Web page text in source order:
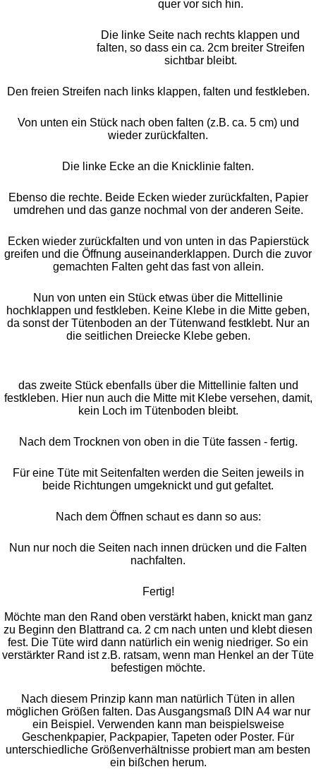
quer vor sich hin.
Die linke Seite nach rechts klappen und
falten, so dass ein ca. 2cm breiter Streifen
sichtbar bleibt.
Den freien Streifen nach links klappen, falten und festkleben.
Von unten ein Stück nach oben falten (z.B. ca. 5 cm) und
wieder zurückfalten.
Die linke Ecke an die Knicklinie falten.
Ebenso die rechte. Beide Ecken wieder zurückfalten, Papier
umdrehen und das ganze nochmal von der anderen Seite.
Ecken wieder zurückfalten und von unten in das Papierstück
greifen und die Öffnung auseinanderklappen. Durch die zuvor
gemachten Falten geht das fast von allein.
Nun von unten ein Stück etwas über die Mittellinie
hochklappen und festkleben. Keine Klebe in die Mitte geben,
da sonst der Tütenboden an der Tütenwand festklebt. Nur an
die seitlichen Dreiecke Klebe geben.
das zweite Stück ebenfalls über die Mittellinie falten und
festkleben. Hier nun auch die Mitte mit Klebe versehen, damit,
kein Loch im Tütenboden bleibt.
Nach dem Trocknen von oben in die Tüte fassen - fertig.
Für eine Tüte mit Seitenfalten werden die Seiten jeweils in
beide Richtungen umgeknickt und gut gefaltet.
Nach dem Öffnen schaut es dann so aus:
Nun nur noch die Seiten nach innen drücken und die Falten
nachfalten.
Fertig!
Möchte man den Rand oben verstärkt haben, knickt man ganz
zu Beginn den Blattrand ca. 2 cm nach unten und klebt diesen
fest. Die Tüte wird dann natürlich ein wenig niedriger. So ein
verstärkter Rand ist z.B. ratsam, wenn man Henkel an der Tüte
befestigen möchte.
Nach diesem Prinzip kann man natürlich Tüten in allen
möglichen Größen falten. Das Ausgangsmaß DIN A4 war nur
ein Beispiel. Verwenden kann man beispielsweise
Geschenkpapier, Packpapier, Tapeten oder Poster. Für
unterschiedliche Größenverhältnisse probiert man am besten
ein bißchen herum.